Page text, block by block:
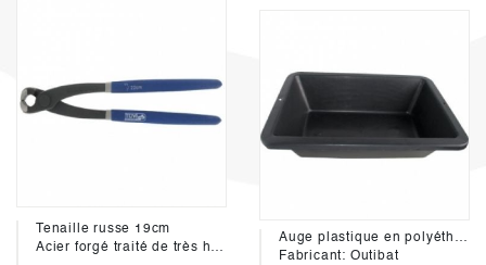
Tenaille russe 19cm
Acier forgé traité de très haute qualité. Tête trempée polie très bonne précision de coupe.
Auge plastique en polyéthylène.
Fabricant: Outibat